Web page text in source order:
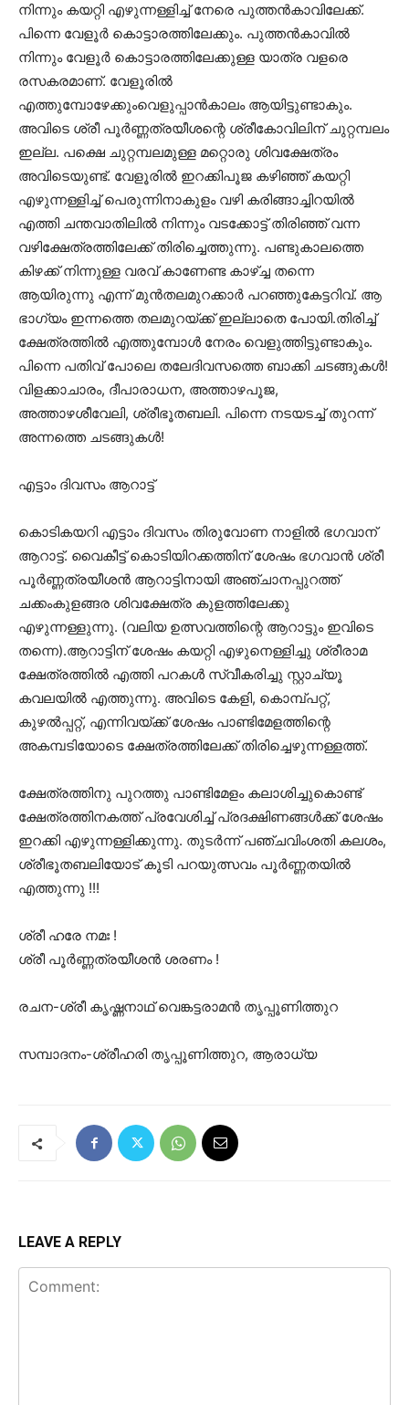
നിന്നും കയറ്റി എഴുന്നള്ളിച്ച് നേരെ പുത്തൻകാവിലേക്ക്.
പിന്നെ വേളൂർ കൊട്ടാരത്തിലേക്കും. പുത്തൻകാവിൽ
നിന്നും വേളൂർ കൊട്ടാരത്തിലേക്കുള്ള യാത്ര വളരെ
രസകരമാണ്. വേളൂരിൽ
എത്തുമ്പോഴേക്കുംവെളുപ്പാൻകാലം ആയിട്ടുണ്ടാകും.
അവിടെ ശ്രീ പൂർണ്ണത്രയീശന്റെ ശ്രീകോവിലിന് ചുറ്റമ്പലം
ഇല്ല. പക്ഷെ ചുറ്റമ്പലമുള്ള മറ്റൊരു ശിവക്ഷേത്രം
അവിടെയുണ്ട്. വേളൂരിൽ ഇറക്കിപൂജ കഴിഞ്ഞ് കയറ്റി
എഴുന്നള്ളിച്ച് പെരുന്നിനാകുളം വഴി കരിങ്ങാച്ചിറയിൽ
എത്തി ചന്തവാതിലിൽ നിന്നും വടക്കോട്ട് തിരിഞ്ഞ് വന്ന
വഴിക്ഷേത്രത്തിലേക്ക് തിരിച്ചെത്തുന്നു. പണ്ടുകാലത്തെ
കിഴക്ക് നിന്നുള്ള വരവ് കാണേണ്ട കാഴ്ച്ച തന്നെ
ആയിരുന്നു എന്ന് മുൻതലമുറക്കാർ പറഞ്ഞുകേട്ടറിവ്. ആ
ഭാഗ്യം ഇന്നത്തെ തലമുറയ്ക്ക് ഇല്ലാതെ പോയി.തിരിച്ച്
ക്ഷേത്രത്തിൽ എത്തുമ്പോൾ നേരം വെളുത്തിട്ടുണ്ടാകും.
പിന്നെ പതിവ് പോലെ തലേദിവസത്തെ ബാക്കി ചടങ്ങുകൾ!
വിളക്കാചാരം, ദീപാരാധന, അത്താഴപൂജ,
അത്താഴശീവേലി, ശ്രീഭൂതബലി. പിന്നെ നടയടച്ച് തുറന്ന്
അന്നത്തെ ചടങ്ങുകൾ!
എട്ടാം ദിവസം ആറാട്ട്
കൊടികയറി എട്ടാം ദിവസം തിരുവോണ നാളിൽ ഭഗവാന്
ആറാട്ട്‌. വൈകീട്ട് കൊടിയിറക്കത്തിന് ശേഷം ഭഗവാൻ ശ്രീ
പൂർണ്ണത്രയീശൻ ആറാട്ടിനായി അഞ്ചാനപ്പുറത്ത്
ചക്കംകുളങ്ങര ശിവക്ഷേത്ര കുളത്തിലേക്കു
എഴുന്നള്ളുന്നു. (വലിയ ഉത്സവത്തിന്റെ ആറാട്ടും ഇവിടെ
തന്നെ).ആറാട്ടിന് ശേഷം കയറ്റി എഴുനെള്ളിച്ചു ശ്രീരാമ
ക്ഷേത്രത്തിൽ എത്തി പറകൾ സ്വീകരിച്ചു സ്റ്റാച്യൂ
കവലയിൽ എത്തുന്നു. അവിടെ കേളി, കൊമ്പ്പറ്റ്,
കുഴൽപ്പറ്റ്, എന്നിവയ്ക്ക് ശേഷം പാണ്ടിമേളത്തിന്റെ
അകമ്പടിയോടെ ക്ഷേത്രത്തിലേക്ക് തിരിച്ചെഴുന്നള്ളത്ത്.
ക്ഷേത്രത്തിനു പുറത്തു പാണ്ടിമേളം കലാശിച്ചുകൊണ്ട്
ക്ഷേത്രത്തിനകത്ത് പ്രവേശിച്ച് പ്രദക്ഷിണങ്ങൾക്ക് ശേഷം
ഇറക്കി എഴുന്നള്ളിക്കുന്നു. തുടർന്ന് പഞ്ചവിംശതി കലശം,
ശ്രീഭൂതബലിയോട് കൂടി പറയുത്സവം പൂർണ്ണതയിൽ
എത്തുന്നു !!!
ശ്രീ ഹരേ നമഃ !
ശ്രീ പൂർണ്ണത്രയീശൻ ശരണം !
രചന-ശ്രീ കൃഷ്ണനാഥ് വെങ്കട്ടരാമൻ തൃപ്പൂണിത്തുറ
സമ്പാദനം-ശ്രീഹരി തൃപ്പൂണിത്തുറ, ആരാധ്യ
LEAVE A REPLY